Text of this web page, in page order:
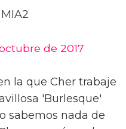
de 2017
la que Cher trabaje
'Burlesque'
sabemos nada de